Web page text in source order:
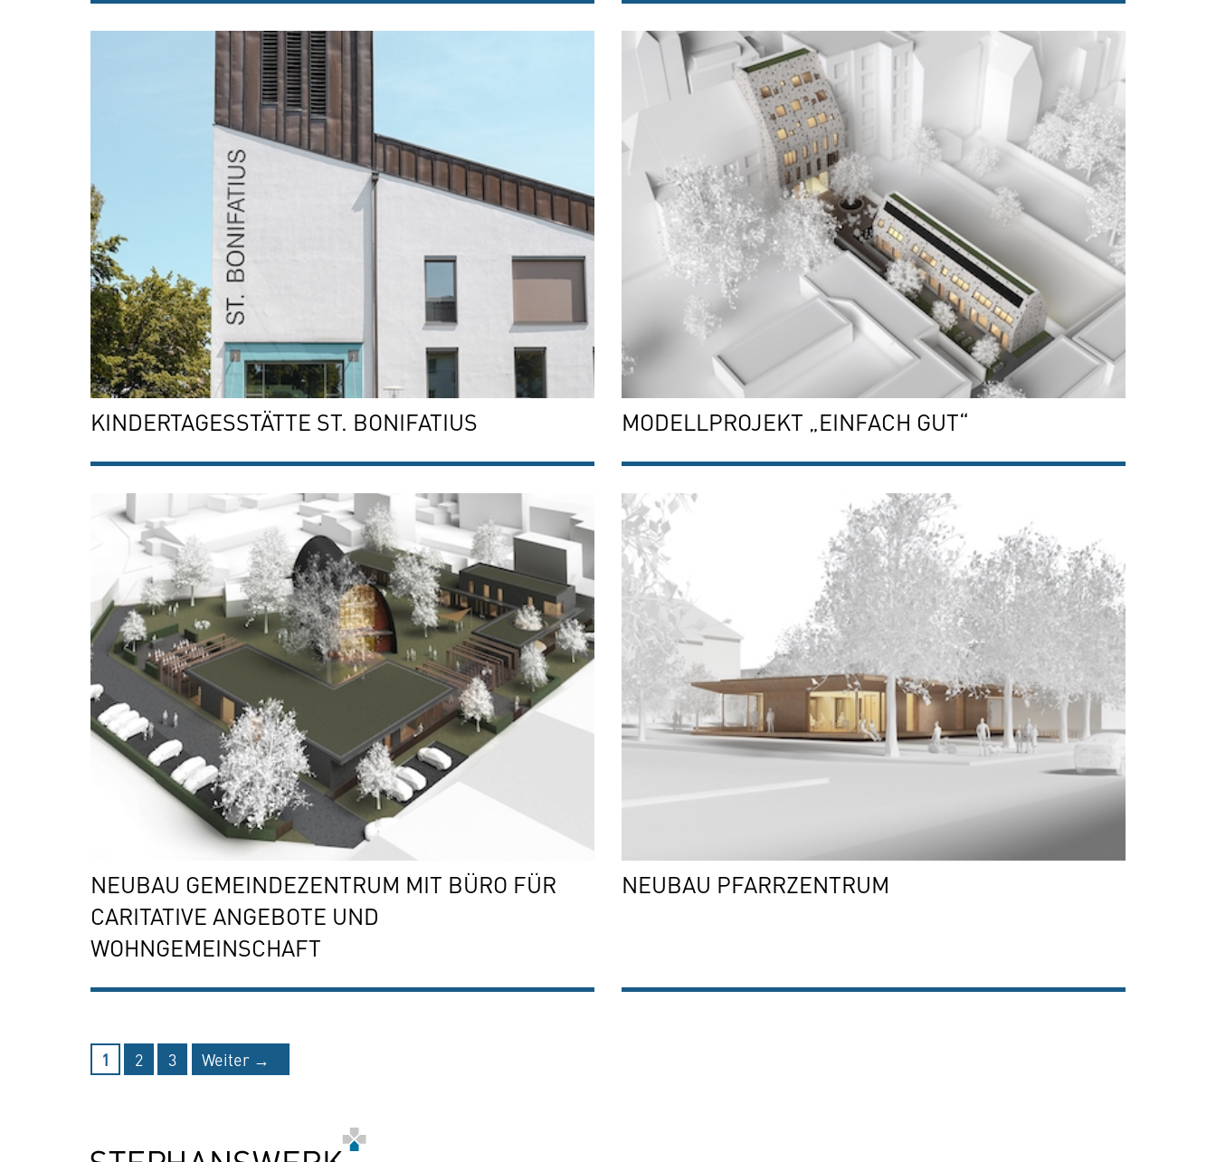
KINDERTAGESSTÄTTE ST. BONIFATIUS MODELLPROJEKT „EINFACH GUT“
NEUBAU GEMEINDEZENTRUM MIT BÜRO FÜR
CARITATIVE ANGEBOTE UND
WOHNGEMEINSCHAFT
NEUBAU PFARRZENTRUM
Seite
1 Seite
2 Seite
3 Weiter →